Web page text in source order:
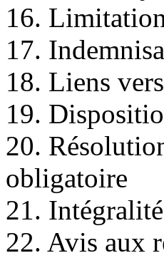
16.
17.
18. Liens
19.
20.
obligatoire
21.
22. Avis aux